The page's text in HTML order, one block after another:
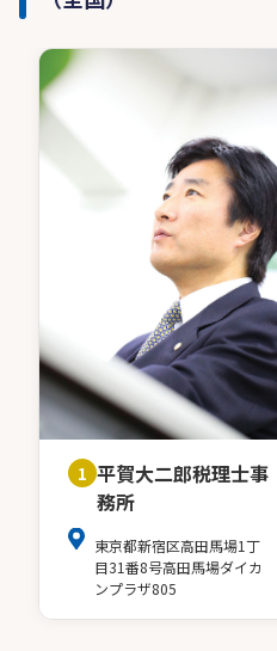
1 平賀大二郎税理士事
務所
東京都新宿区高田馬場1丁
目31番8号高田馬場ダイカ
ンプラザ805